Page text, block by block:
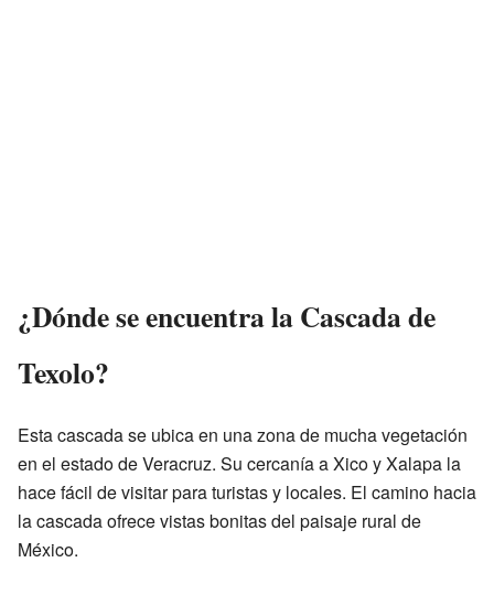
¿Dónde se encuentra la Cascada de
Texolo?
Esta cascada se ubica en una zona de mucha vegetación
en el estado de Veracruz. Su cercanía a Xico y Xalapa la
hace fácil de visitar para turistas y locales. El camino hacia
la cascada ofrece vistas bonitas del paisaje rural de
México.